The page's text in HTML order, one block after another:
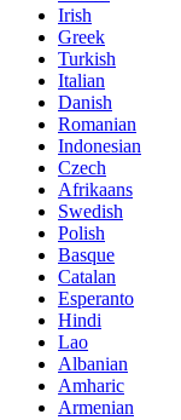
Irish
Greek
Turkish
Italian
Danish
Romanian
Indonesian
Czech
Afrikaans
Swedish
Polish
Basque
Catalan
Esperanto
Hindi
Lao
Albanian
Amharic
Armenian